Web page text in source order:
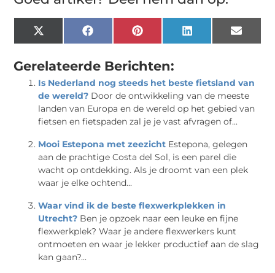
X
(Twitter)
FacebookPinterestLinkedInEmail
Gerelateerde Berichten:
Is Nederland nog steeds het beste fietsland van
de wereld? Door de ontwikkeling van de meeste
landen van Europa en de wereld op het gebied van
fietsen en fietspaden zal je je vast afvragen of...
Mooi Estepona met zeezicht Estepona, gelegen
aan de prachtige Costa del Sol, is een parel die
wacht op ontdekking. Als je droomt van een plek
waar je elke ochtend...
Waar vind ik de beste flexwerkplekken in
Utrecht? Ben je opzoek naar een leuke en fijne
flexwerkplek? Waar je andere flexwerkers kunt
ontmoeten en waar je lekker productief aan de slag
kan gaan?...